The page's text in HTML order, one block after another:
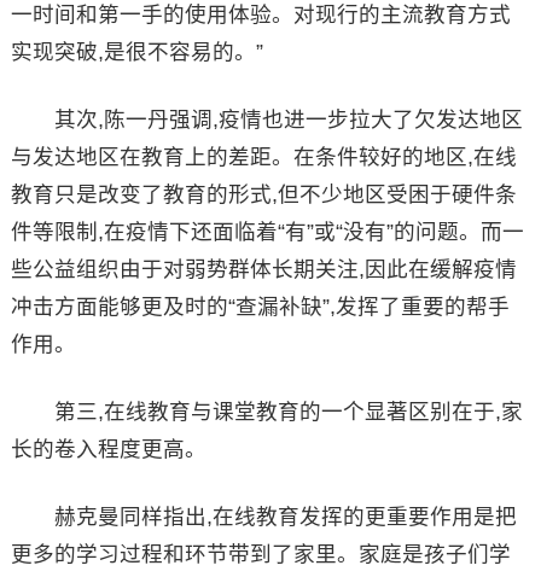
一时间和第一手的使用体验。对现行的主流教育方式
实现突破,是很不容易的。”
其次,陈一丹强调,疫情也进一步拉大了欠发达地区
与发达地区在教育上的差距。在条件较好的地区,在线
教育只是改变了教育的形式,但不少地区受困于硬件条
件等限制,在疫情下还面临着“有”或“没有”的问题。而一
些公益组织由于对弱势群体长期关注,因此在缓解疫情
冲击方面能够更及时的“查漏补缺”,发挥了重要的帮手
作用。
第三,在线教育与课堂教育的一个显著区别在于,家
长的卷入程度更高。
赫克曼同样指出,在线教育发挥的更重要作用是把
更多的学习过程和环节带到了家里。家庭是孩子们学